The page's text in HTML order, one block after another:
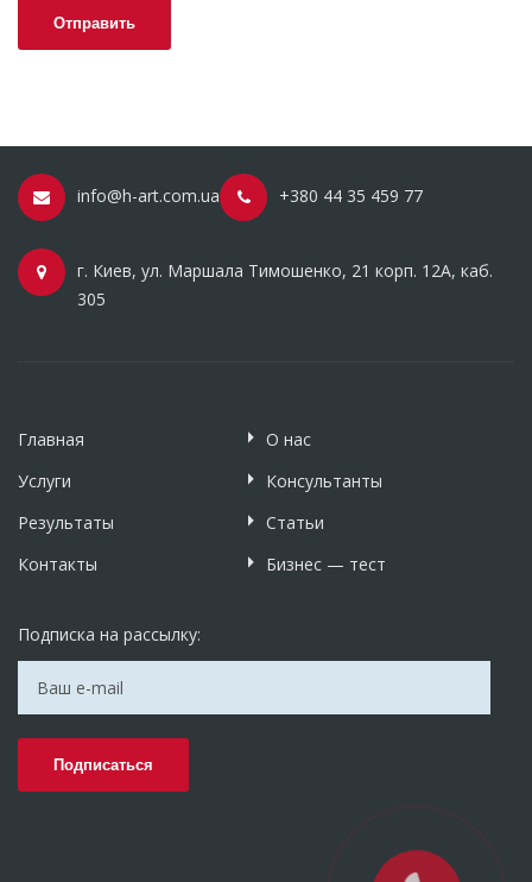
info@h-art.com.ua +380 44 35 459 77
г. Киев, ул. Маршала Тимошенко, 21 корп. 12А, каб.
305
Главная
О нас
Услуги
Консультанты
Результаты
Статьи
Контакты
Бизнес — тест
Подписка на рассылку: